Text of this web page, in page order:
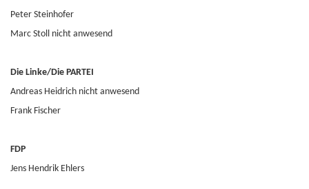
Peter Steinhofer
Marc Stoll nicht anwesend
Die Linke/Die PARTEI
Andreas Heidrich nicht anwesend
Frank Fischer
FDP
Jens Hendrik Ehlers